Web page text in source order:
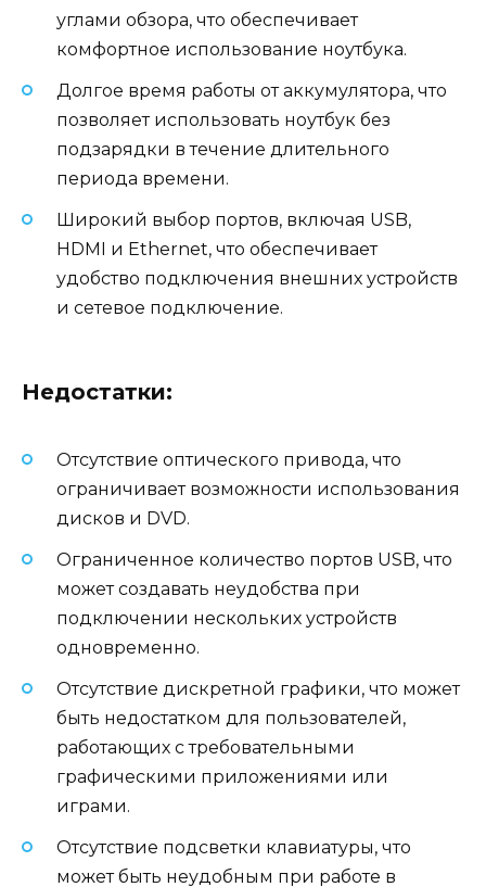
углами обзора, что обеспечивает
комфортное использование ноутбука.
Долгое время работы от аккумулятора, что
позволяет использовать ноутбук без
подзарядки в течение длительного
периода времени.
Широкий выбор портов, включая USB,
HDMI и Ethernet, что обеспечивает
удобство подключения внешних устройств
и сетевое подключение.
Недостатки:
Отсутствие оптического привода, что
ограничивает возможности использования
дисков и DVD.
Ограниченное количество портов USB, что
может создавать неудобства при
подключении нескольких устройств
одновременно.
Отсутствие дискретной графики, что может
быть недостатком для пользователей,
работающих с требовательными
графическими приложениями или
играми.
Отсутствие подсветки клавиатуры, что
может быть неудобным при работе в